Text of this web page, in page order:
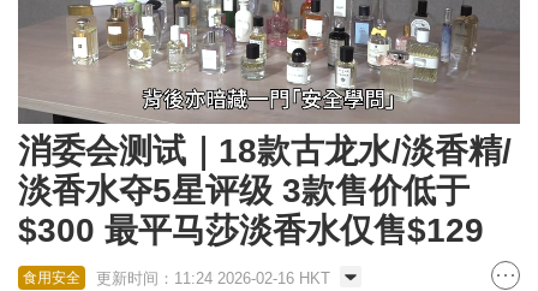
Unmute Loaded:
50.72%
消委会测试｜18款古龙水/淡香精/
淡香水夺5星评级 3款售价低于
$300 最平马莎淡香水仅售$129
食用安全 更新时间：11:24 2026-02-16 HKT